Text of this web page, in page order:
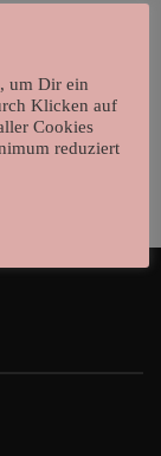
um Dir ein
Klicken auf
Cookies
reduziert